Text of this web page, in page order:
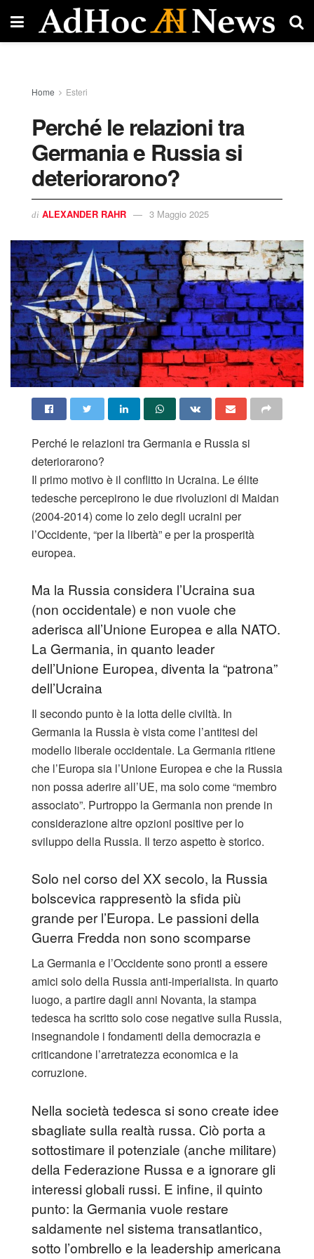
Home Esteri
Perché le relazioni tra
Germania e Russia si
deteriorarono?
di ALEXANDER RAHR 3 Maggio 2025
Perché le relazioni tra Germania e Russia si
deteriorarono?
Il primo motivo è il conflitto in Ucraina. Le élite
tedesche percepirono le due rivoluzioni di Maidan
(2004-2014) come lo zelo degli ucraini per
l’Occidente, “per la libertà” e per la prosperità
europea.
Ma la Russia considera l’Ucraina sua
(non occidentale) e non vuole che
aderisca all’Unione Europea e alla NATO.
La Germania, in quanto leader
dell’Unione Europea, diventa la “patrona”
dell’Ucraina
Il secondo punto è la lotta delle civiltà. In
Germania la Russia è vista come l’antitesi del
modello liberale occidentale. La Germania ritiene
che l’Europa sia l’Unione Europea e che la Russia
non possa aderire all’UE, ma solo come “membro
associato”. Purtroppo la Germania non prende in
considerazione altre opzioni positive per lo
sviluppo della Russia. Il terzo aspetto è storico.
Solo nel corso del XX secolo, la Russia
bolscevica rappresentò la sfida più
grande per l’Europa. Le passioni della
Guerra Fredda non sono scomparse
La Germania e l’Occidente sono pronti a essere
amici solo della Russia anti-imperialista. In quarto
luogo, a partire dagli anni Novanta, la stampa
tedesca ha scritto solo cose negative sulla Russia,
insegnandole i fondamenti della democrazia e
criticandone l’arretratezza economica e la
corruzione.
Nella società tedesca si sono create idee
sbagliate sulla realtà russa. Ciò porta a
sottostimare il potenziale (anche militare)
della Federazione Russa e a ignorare gli
interessi globali russi. E infine, il quinto
punto: la Germania vuole restare
saldamente nel sistema transatlantico,
sotto l’ombrello e la leadership americana